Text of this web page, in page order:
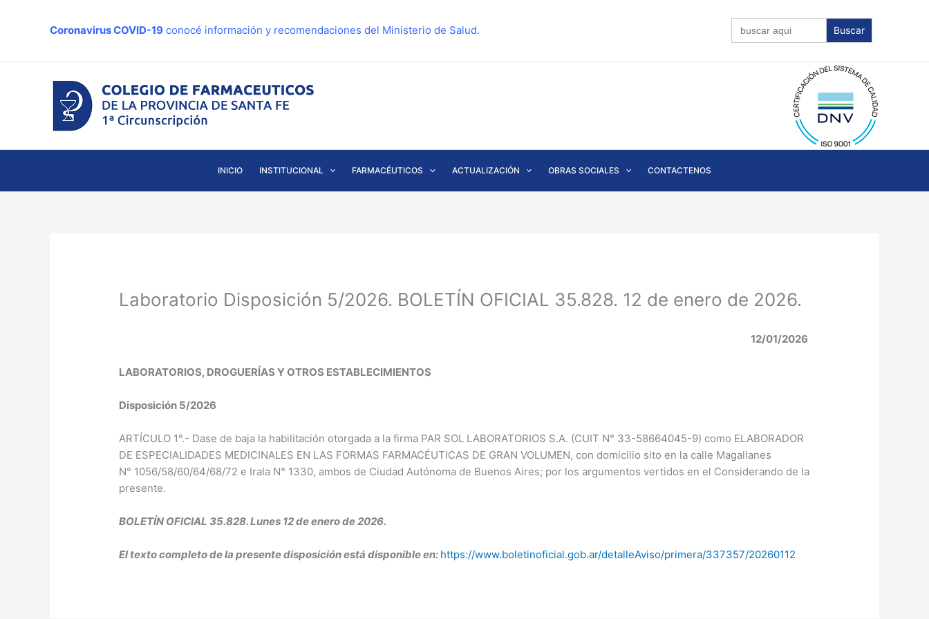
Coronavirus COVID-19 conocé información y recomendaciones del Ministerio de Salud.
Buscar:
INICIO INSTITUCIONAL FARMACÉUTICOS ACTUALIZACIÓN OBRAS SOCIALES CONTACTENOS
Laboratorio Disposición 5/2026. BOLETÍN OFICIAL 35.828. 12 de enero de 2026.
12/01/2026
LABORATORIOS, DROGUERÍAS Y OTROS ESTABLECIMIENTOS
Disposición 5/2026
ARTÍCULO 1°.- Dase de baja la habilitación otorgada a la firma PAR SOL LABORATORIOS S.A. (CUIT N° 33-58664045-9) como ELABORADOR
DE ESPECIALIDADES MEDICINALES EN LAS FORMAS FARMACÉUTICAS DE GRAN VOLUMEN, con domicilio sito en la calle Magallanes
N° 1056/58/60/64/68/72 e Irala N° 1330, ambos de Ciudad Autónoma de Buenos Aires; por los argumentos vertidos en el Considerando de la
presente.
BOLETÍN OFICIAL 35.828. Lunes 12 de enero de 2026.
El texto completo de la presente disposición está disponible en: https://www.boletinoficial.gob.ar/detalleAviso/primera/337357/20260112